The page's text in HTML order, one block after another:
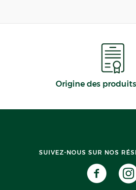
Origine des
SUIVEZ-NOUS SUR NOS